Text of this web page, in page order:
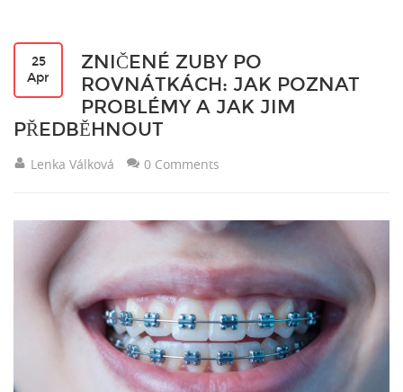
25
Apr
ZNIČENÉ ZUBY PO
ROVNÁTKÁCH: JAK POZNAT
PROBLÉMY A JAK JIM
PŘEDBĚHNOUT
Lenka Válková 0 Comments